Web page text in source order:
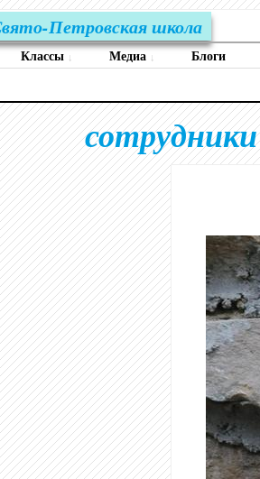
Петровская школа
Классы ↓ Медиа ↓ Блоги
сотрудники